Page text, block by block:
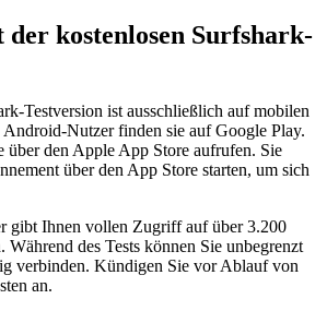
kostenlosen Surfshark-
Testversion ist ausschließlich auf mobilen
Nutzer finden sie auf Google Play.
über den Apple App Store aufrufen. Sie
über den App Store starten, um sich
gibt Ihnen vollen Zugriff auf über 3.200
Während des Tests können Sie unbegrenzt
verbinden. Kündigen Sie vor Ablauf von
an.